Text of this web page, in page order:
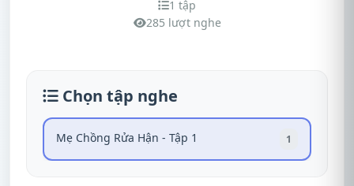
1 tập
285 lượt nghe
Chọn tập nghe
Mẹ Chồng Rửa Hận - Tập 1 1